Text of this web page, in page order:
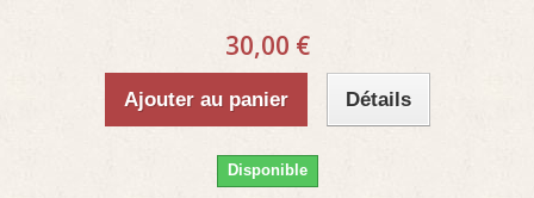
30,00 €
Ajouter au panier Détails
Disponible